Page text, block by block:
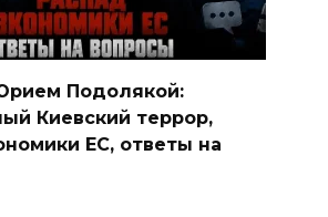
Подолякой:
Киевский террор,
ЕС, ответы на